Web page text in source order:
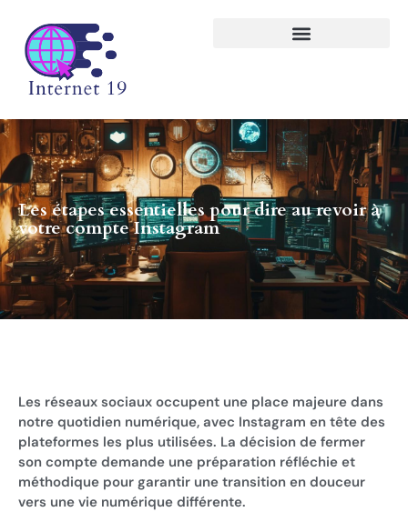
Les étapes essentielles pour dire au revoir à
votre compte Instagram
Les réseaux sociaux occupent une place majeure dans
notre quotidien numérique, avec Instagram en tête des
plateformes les plus utilisées. La décision de fermer
son compte demande une préparation réfléchie et
méthodique pour garantir une transition en douceur
vers une vie numérique différente.